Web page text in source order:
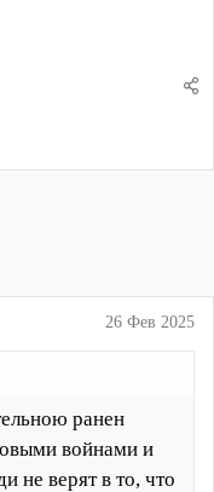
26 Фев 2025
ранен
войнами и
не верят в то, что